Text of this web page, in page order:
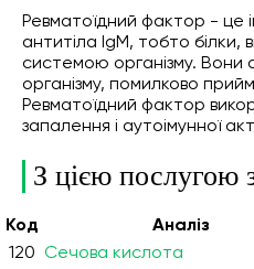
Ревматоїдний фактор - це
антитіла IgM, тобто білки,
системою організму. Вони
організму, помилково
Ревматоїдний фактор
запалення і аутоімунної
З цією послугою
Код Аналiз
120 Сечова кислота